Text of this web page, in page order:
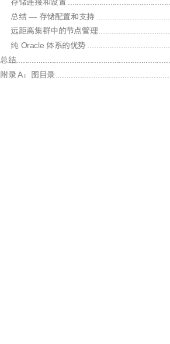
存储连接和设置
总结 — 存储配置和支持
远距离集群中的节点管理
纯 Oracle 体系的优势
总结
附录 A：图目录